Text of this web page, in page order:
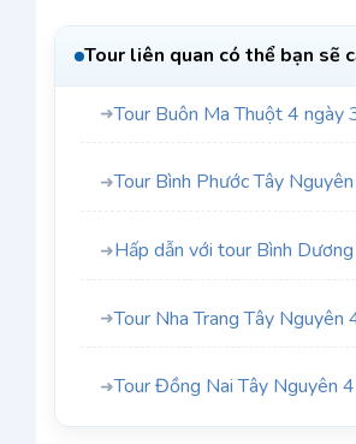
Tour liên quan có thể bạn sẽ
➜Tour Buôn Ma Thuột 4 ngày
➜Tour Bình Phước Tây
➜Hấp dẫn với tour Bình
➜Tour Nha Trang Tây
➜Tour Đồng Nai Tây Nguyên